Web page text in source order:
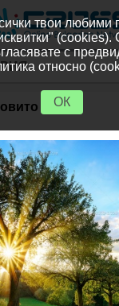
утре
твои любими
(cookies).
с
относно
ОК